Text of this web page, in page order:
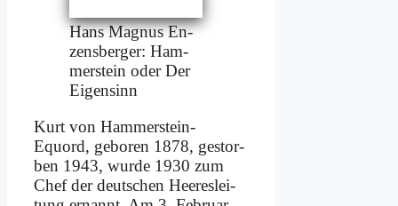
Hans Ma­gnus En­
zens­ber­ger: Ham­
mer­stein oder Der
Ei­gen­sinn
Kurt von Ham­mer­stein-
Equord, ge­bo­ren 1878, ge­stor­
ben 1943, wur­de 1930 zum
Chef der deut­schen Hee­res­lei­